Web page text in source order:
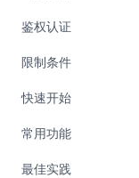
鉴权认证
限制条件
快速开始
常用功能
最佳实践